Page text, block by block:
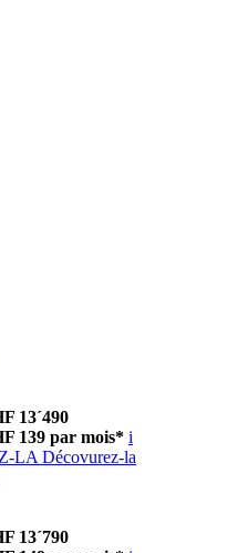
13´490
139 par mois* i
LA Décovurez-la
13´790